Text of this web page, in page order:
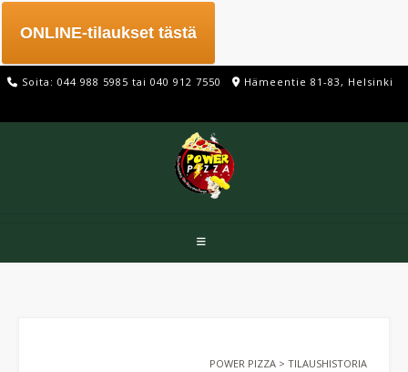
ONLINE-tilaukset tästä
Soita: 044 988 5985 tai 040 912 7550 Hämeentie 81-83, Helsinki
POWER PIZZA > TILAUSHISTORIA